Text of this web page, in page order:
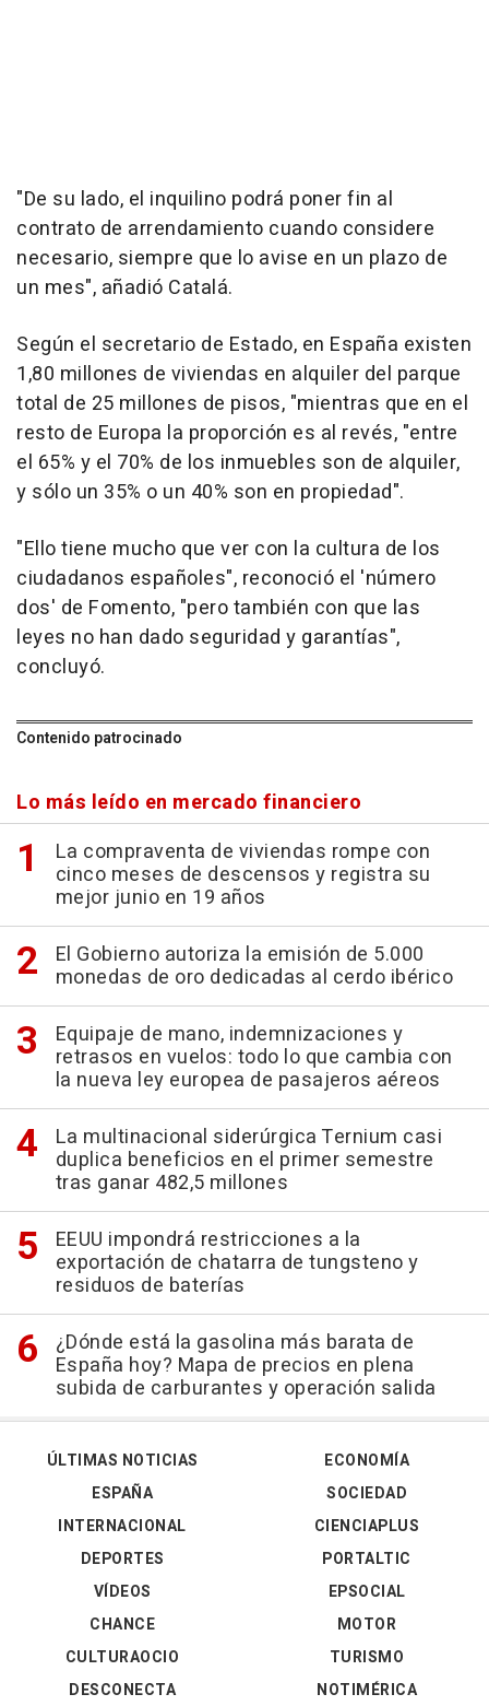
"De su lado, el inquilino podrá poner fin al
contrato de arrendamiento cuando considere
necesario, siempre que lo avise en un plazo de
un mes", añadió Catalá.
Según el secretario de Estado, en España existen
1,80 millones de viviendas en alquiler del parque
total de 25 millones de pisos, "mientras que en el
resto de Europa la proporción es al revés, "entre
el 65% y el 70% de los inmuebles son de alquiler,
y sólo un 35% o un 40% son en propiedad".
"Ello tiene mucho que ver con la cultura de los
ciudadanos españoles", reconoció el 'número
dos' de Fomento, "pero también con que las
leyes no han dado seguridad y garantías",
concluyó.
Contenido patrocinado
Lo más leído en mercado financiero
La compraventa de viviendas rompe con
cinco meses de descensos y registra su
mejor junio en 19 años
El Gobierno autoriza la emisión de 5.000
monedas de oro dedicadas al cerdo ibérico
Equipaje de mano, indemnizaciones y
retrasos en vuelos: todo lo que cambia con
la nueva ley europea de pasajeros aéreos
La multinacional siderúrgica Ternium casi
duplica beneficios en el primer semestre
tras ganar 482,5 millones
EEUU impondrá restricciones a la
exportación de chatarra de tungsteno y
residuos de baterías
¿Dónde está la gasolina más barata de
España hoy? Mapa de precios en plena
subida de carburantes y operación salida
ÚLTIMAS NOTICIAS
ESPAÑA
INTERNACIONAL
DEPORTES
VÍDEOS
ECONOMÍA
SOCIEDAD
CIENCIAPLUS
PORTALTIC
EPSOCIAL
CHANCE
CULTURAOCIO
DESCONECTA
MOTOR
TURISMO
NOTIMÉRICA